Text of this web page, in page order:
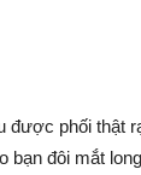
được phối thật
bạn đôi mắt